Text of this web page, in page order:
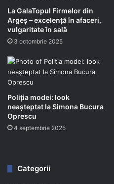
La GalaTopul Firmelor din
Argeș – excelență în afaceri,
vulgaritate în sală
3 octombrie 2025
Poliția modei: look
neașteptat la Simona Bucura
Oprescu
4 septembrie 2025
Categorii